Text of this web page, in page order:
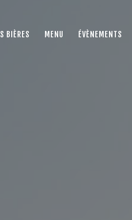
BIÈRES MENU ÉVÈNEMENTS